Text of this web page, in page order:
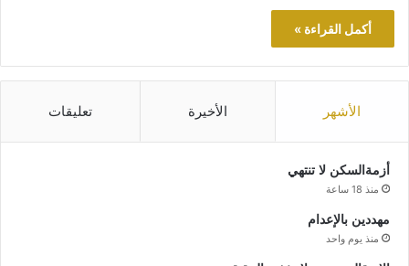
أكمل القراءة »
الأشهر الأخيرة تعليقات
أزمةالسكن لا تنتهي
منذ 18 ساعة
مهددين بالإعدام
منذ يوم واحد